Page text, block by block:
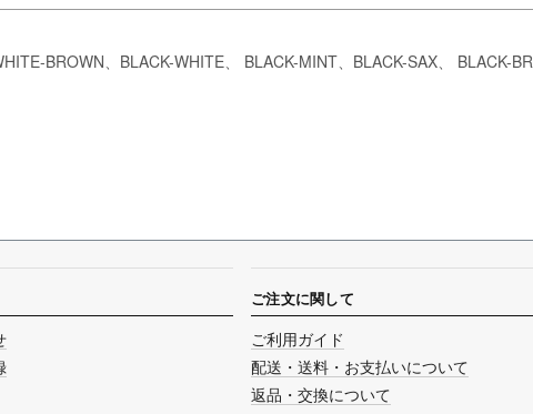
BROWN、BLACK-WHITE、 BLACK-MINT、BLACK-SAX、 BLACK-
ご注文に関して
ご利用ガイド
配送・送料・お支払いについて
返品・交換について